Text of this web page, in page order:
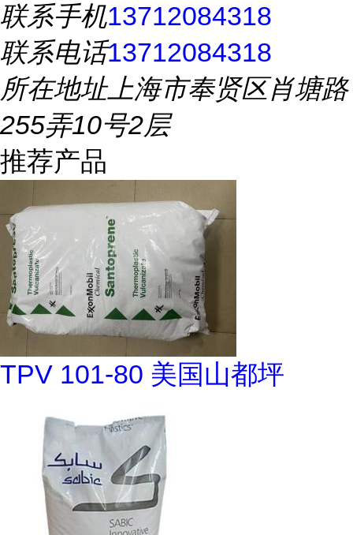
联系手机13712084318
联系电话13712084318
所在地址上海市奉贤区肖塘路
255弄10号2层
推荐产品
TPV 101-80 美国山都坪